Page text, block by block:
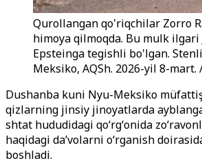
Qurollangan qo'riqchilar Zorro
himoya qilmoqda. Bu mulk ilgari
Epsteinga tegishli bo'lgan.
Meksiko, AQSh. 2026-yil 8-mart.
Dushanba kuni Nyu-Meksiko
qizlarning jinsiy jinoyatlarda
shtat hududidagi qoʻrgʻonida
haqidagi da’volarni oʻrganish
boshladi.